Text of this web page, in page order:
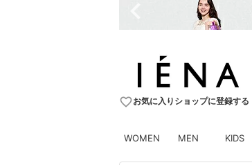
favorite_borderお気に入りショップに登録する
WOMEN MEN KIDS